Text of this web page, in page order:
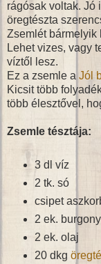
rágósak voltak. Jó
öregtészta
Zsemlét bármelyik
Lehet vizes, vagy
víztől lesz.
Ez a zsemle a Jól
Kicsit több
több élesztővel,
Zsemle tésztája:
3 dl víz
2 tk. só
csipet
2 ek.
2 ek. olaj
20 dkg